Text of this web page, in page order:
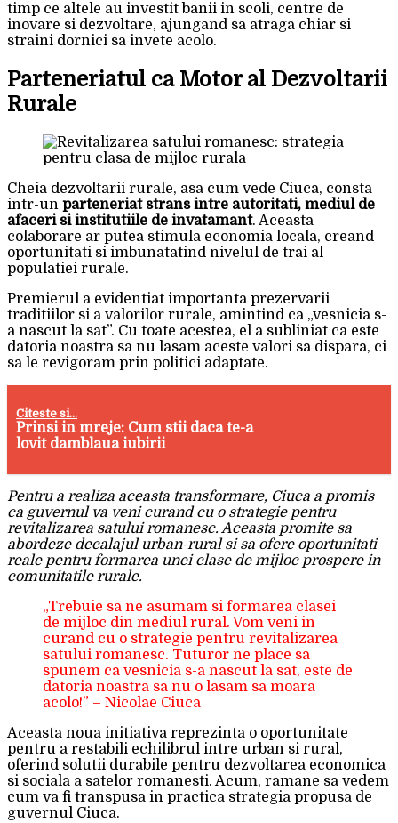
timp ce altele au investit banii in scoli, centre de
inovare si dezvoltare, ajungand sa atraga chiar si
straini dornici sa invete acolo.
Parteneriatul ca Motor al Dezvoltarii
Rurale
Cheia dezvoltarii rurale, asa cum vede Ciuca, consta
intr-un parteneriat strans intre autoritati, mediul de
afaceri si institutiile de invatamant. Aceasta
colaborare ar putea stimula economia locala, creand
oportunitati si imbunatatind nivelul de trai al
populatiei rurale.
Premierul a evidentiat importanta prezervarii
traditiilor si a valorilor rurale, amintind ca „vesnicia s-
a nascut la sat”. Cu toate acestea, el a subliniat ca este
datoria noastra sa nu lasam aceste valori sa dispara, ci
sa le revigoram prin politici adaptate.
Citeste si...
Prinsi in mreje: Cum stii daca te-a
lovit damblaua iubirii
Pentru a realiza aceasta transformare, Ciuca a promis
ca guvernul va veni curand cu o strategie pentru
revitalizarea satului romanesc. Aceasta promite sa
abordeze decalajul urban-rural si sa ofere oportunitati
reale pentru formarea unei clase de mijloc prospere in
comunitatile rurale.
„Trebuie sa ne asumam si formarea clasei
de mijloc din mediul rural. Vom veni in
curand cu o strategie pentru revitalizarea
satului romanesc. Tuturor ne place sa
spunem ca vesnicia s-a nascut la sat, este de
datoria noastra sa nu o lasam sa moara
acolo!” – Nicolae Ciuca
Aceasta noua initiativa reprezinta o oportunitate
pentru a restabili echilibrul intre urban si rural,
oferind solutii durabile pentru dezvoltarea economica
si sociala a satelor romanesti. Acum, ramane sa vedem
cum va fi transpusa in practica strategia propusa de
guvernul Ciuca.